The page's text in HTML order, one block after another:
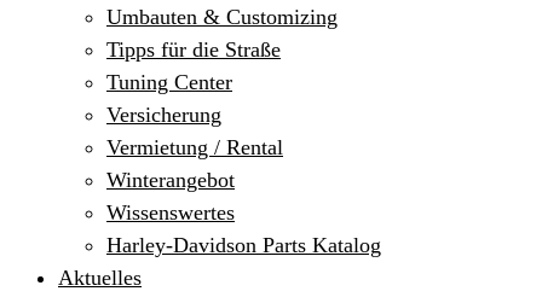
Umbauten & Customizing
Tipps für die Straße
Tuning Center
Versicherung
Vermietung / Rental
Winterangebot
Wissenswertes
Harley-Davidson Parts Katalog
Aktuelles